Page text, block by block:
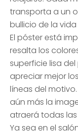
transporta a un
bullicio de la
El póster está
resalta los
superficie lisa
apreciar mejor
líneas del
aún más la
atraerá todas
Ya sea en el